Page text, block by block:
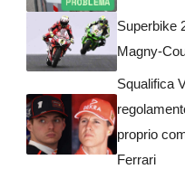
Superbike
Magny-
Squalifica
proprio
Ferrari